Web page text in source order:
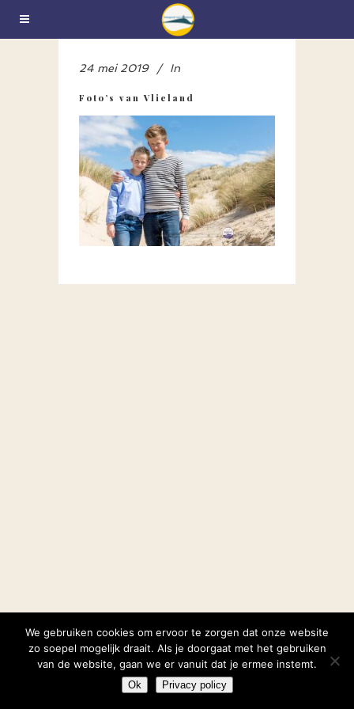
24 mei 2019 In
Foto’s van Vlieland
We gebruiken cookies om ervoor te zorgen dat onze website
zo soepel mogelijk draait. Als je doorgaat met het gebruiken
van de website, gaan we er vanuit dat je ermee instemt.
Ok Privacy policy